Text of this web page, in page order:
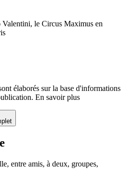
Valentini, le Circus Maximus en
élaborés sur la base d'informations
En savoir plus
entre amis, à deux, groupes,